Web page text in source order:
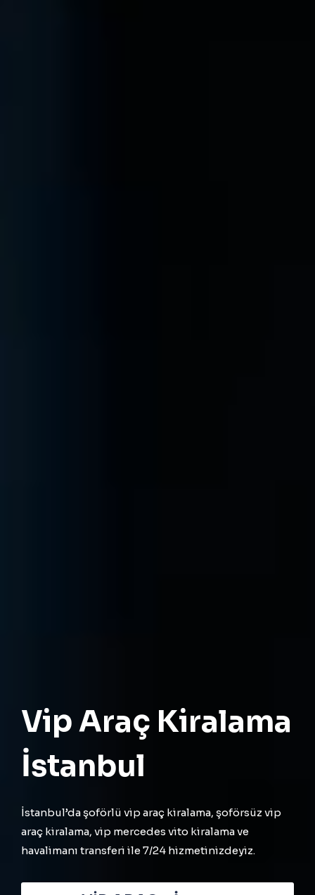
Vip Araç Kiralama
İstanbul
İstanbul’da şoförlü vip araç kiralama, şoförsüz vip
araç kiralama, vip mercedes vito kiralama ve
havalimanı transferi ile 7/24 hizmetinizdeyiz.